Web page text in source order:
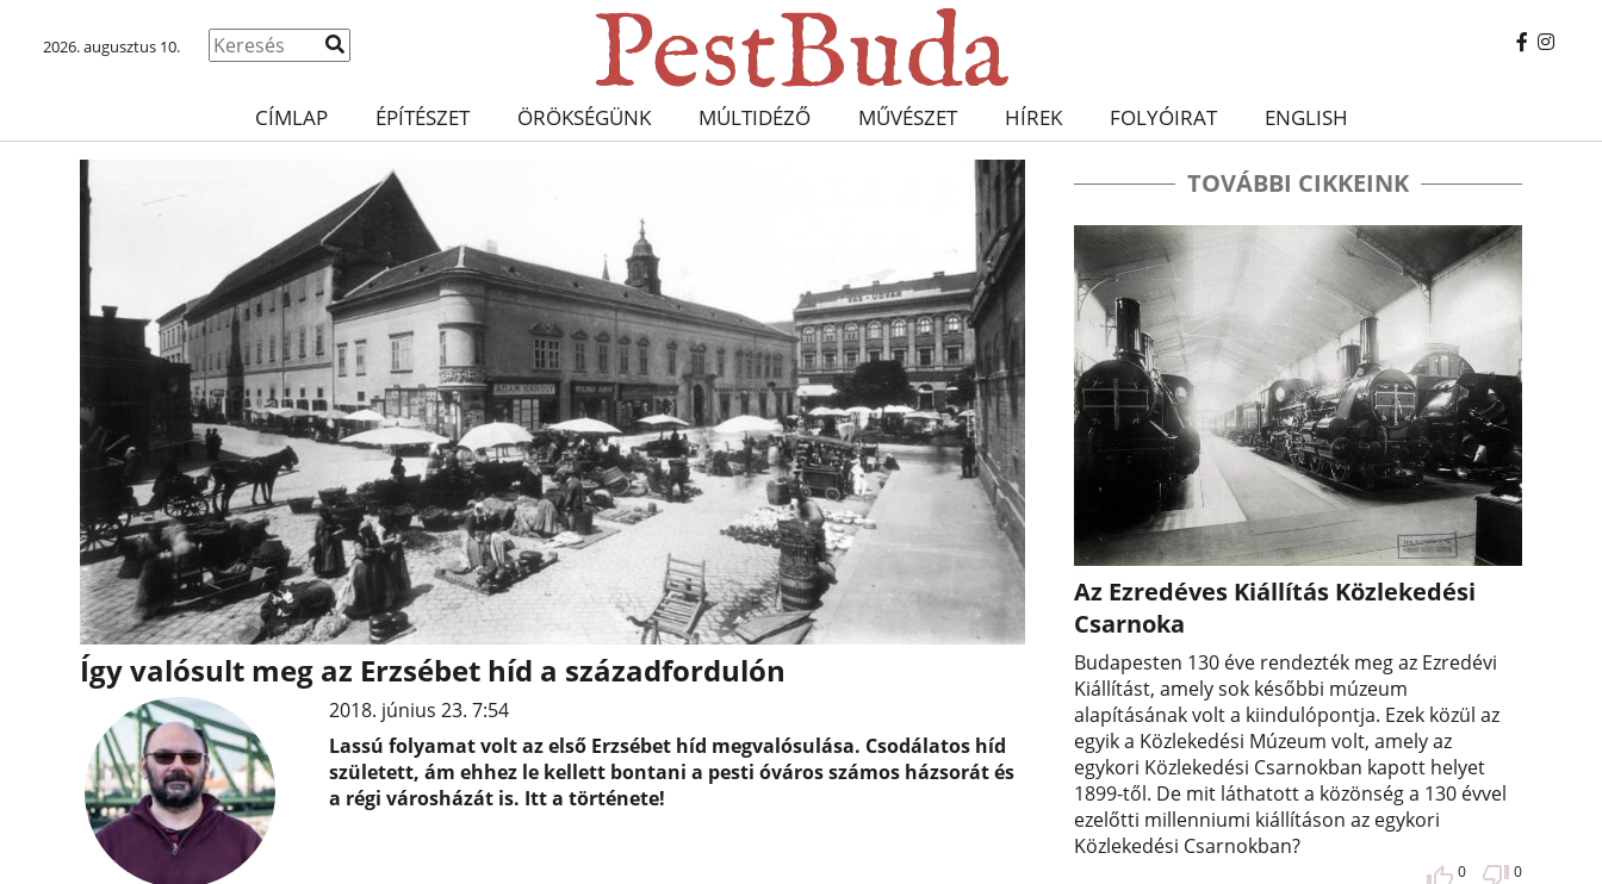
2026. augusztus 10.
CÍMLAP ÉPÍTÉSZET ÖRÖKSÉGÜNK MÚLTIDÉZŐ MŰVÉSZET HÍREK FOLYÓIRAT ENGLISH
Így valósult meg az Erzsébet híd a századfordulón
2018. június 23. 7:54
Lassú folyamat volt az első Erzsébet híd megvalósulása. Csodálatos híd
született, ám ehhez le kellett bontani a pesti óváros számos házsorát és
a régi városházát is. Itt a története!
TOVÁBBI CIKKEINK
Az Ezredéves Kiállítás Közlekedési
Csarnoka
Budapesten 130 éve rendezték meg az Ezredévi
Kiállítást, amely sok későbbi múzeum
alapításának volt a kiindulópontja. Ezek közül az
egyik a Közlekedési Múzeum volt, amely az
egykori Közlekedési Csarnokban kapott helyet
1899-től. De mit láthatott a közönség a 130 évvel
ezelőtti millenniumi kiállításon az egykori
Közlekedési Csarnokban?
0 0